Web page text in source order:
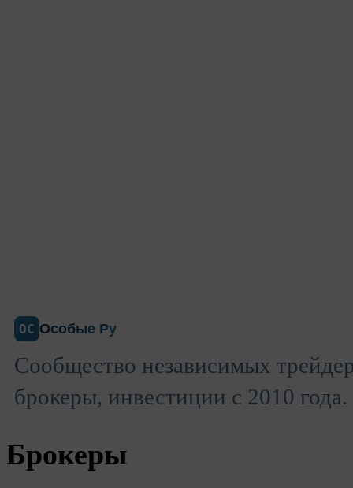
ОС Особые Ру
Сообщество независимых
брокеры, инвестиции с 2010 года.
Брокеры